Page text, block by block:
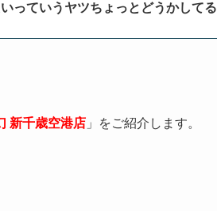
っていうヤツちょっとどうかしてる
新千歳空港店 」をご紹介します。